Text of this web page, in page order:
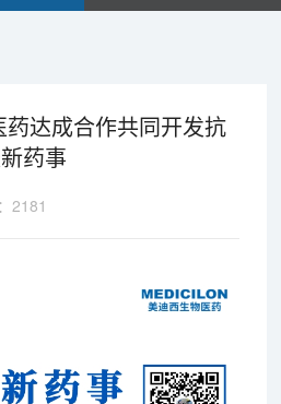
达成合作共同开发抗
药事
2181